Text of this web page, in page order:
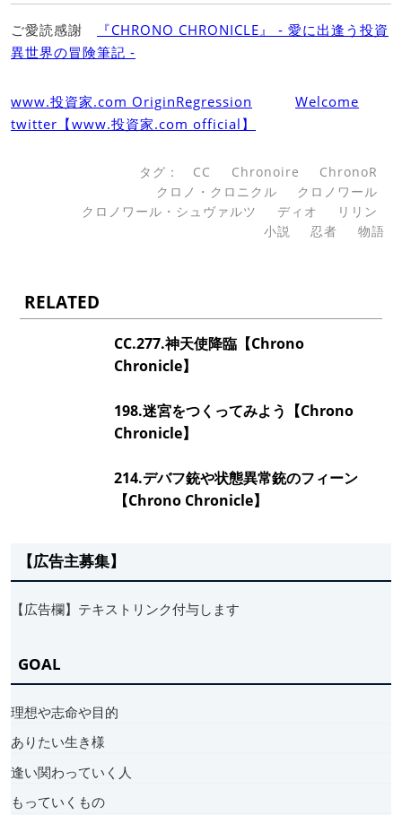
ご愛読感謝
『CHRONO CHRONICLE』 ‐ 愛に出逢う投資
異世界の冒険筆記 ‐
www.投資家.com OriginRegression
Welcome
twitter【www.投資家.com official】
タグ： CC Chronoire
ChronoR
クロノ・クロニクル
クロノワール
クロノワール・シュヴァルツ
ディオ
リリン
小説
忍者 物語
RELATED
CC.277.神天使降臨【Chrono
Chronicle】
198.迷宮をつくってみよう【Chrono
Chronicle】
214.デバフ銃や状態異常銃のフィーン
【Chrono Chronicle】
【広告主募集】
【広告欄】テキストリンク付与します
GOAL
理想や志命や目的
ありたい生き様
逢い関わっていく人
もっていくもの